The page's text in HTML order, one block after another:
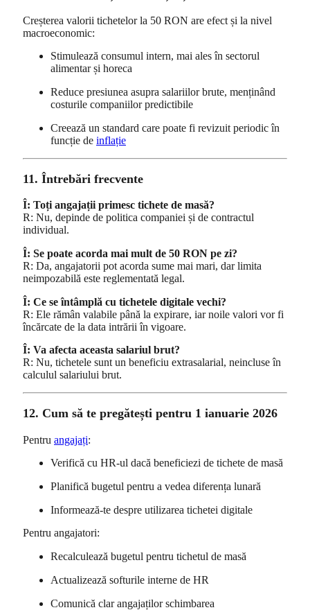
Creșterea valorii tichetelor la 50 RON are efect și la nivel
macroeconomic:
Stimulează consumul intern, mai ales în sectorul
alimentar și horeca
Reduce presiunea asupra salariilor brute, menținând
costurile companiilor predictibile
Creează un standard care poate fi revizuit periodic în
funcție de inflație
11. Întrebări frecvente
Î: Toți angajații primesc tichete de masă?
R: Nu, depinde de politica companiei și de contractul
individual.
Î: Se poate acorda mai mult de 50 RON pe zi?
R: Da, angajatorii pot acorda sume mai mari, dar limita
neimpozabilă este reglementată legal.
Î: Ce se întâmplă cu tichetele digitale vechi?
R: Ele rămân valabile până la expirare, iar noile valori vor fi
încărcate de la data intrării în vigoare.
Î: Va afecta aceasta salariul brut?
R: Nu, tichetele sunt un beneficiu extrasalarial, neincluse în
calculul salariului brut.
12. Cum să te pregătești pentru 1 ianuarie 2026
Pentru angajați:
Verifică cu HR-ul dacă beneficiezi de tichete de masă
Planifică bugetul pentru a vedea diferența lunară
Informează-te despre utilizarea tichetei digitale
Pentru angajatori:
Recalculează bugetul pentru tichetul de masă
Actualizează softurile interne de HR
Comunică clar angajaților schimbarea